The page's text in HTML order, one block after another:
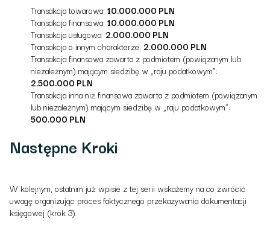
Transakcja towarowa: 10.000.000 PLN
Transakcja finansowa: 10.000.000 PLN
Transakcja usługowa: 2.000.000 PLN
Transakcja o innym charakterze: 2.000.000 PLN
Transakcja finansowa zawarta z podmiotem (powiązanym lub
niezależnym) mającym siedzibę w „raju podatkowym”:
2.500.000 PLN
Transakcja inna niż finansowa zawarta z podmiotem (powiązanym
lub niezależnym) mającym siedzibę w „raju podatkowym”:
500.000 PLN
Następne Kroki
W kolejnym, ostatnim już wpisie z tej serii wskażemy na co zwrócić
uwagę organizując proces faktycznego przekazywania dokumentacji
księgowej (krok 3).